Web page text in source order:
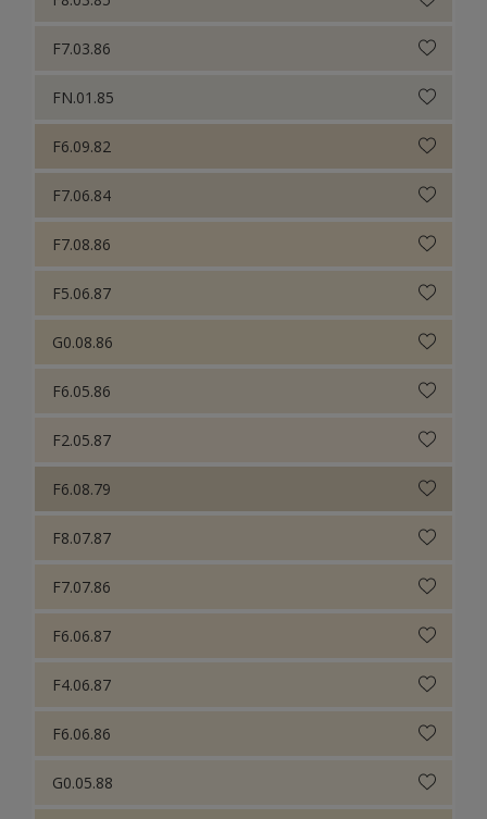
F7.03.86
FN.01.85
F6.09.82
F7.06.84
F7.08.86
F5.06.87
G0.08.86
F6.05.86
F2.05.87
F6.08.79
F8.07.87
F7.07.86
F6.06.87
F4.06.87
F6.06.86
G0.05.88